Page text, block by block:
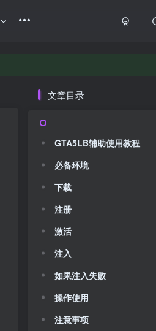
文章目录
GTA5LB辅助使用教程
必备环境
下载
注册
激活
注入
如果注入失败
操作使用
注意事项